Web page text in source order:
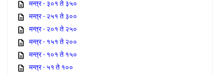
मन्त्र - ३०१ ते ३५०
मन्त्र - २५१ ते ३००
मन्त्र - २०१ ते २५०
मन्त्र - १५१ ते २००
मन्त्र - १०१ ते १५०
मन्त्र - ५१ ते १००